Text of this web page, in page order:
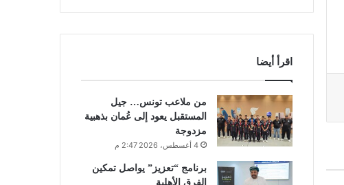
اقرأ أيضا
من ملاعب تونس… جيل
المستقبل يعود إلى عُمان بذهبية
مزدوجة
4 أغسطس، 2026 2:47 م
برنامج “تعزيز” يواصل تمكين
الفرق الأهلية